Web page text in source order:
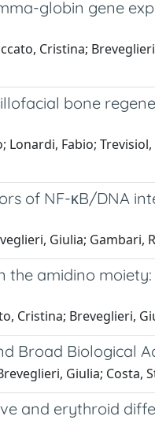
globin gene
Cristina;
bone
Fabio;
of NF-κB/DNA
Giulia; Gambari,
amidino
Cristina; Breveglieri,
Broad Biological
Giulia;
and erythroid